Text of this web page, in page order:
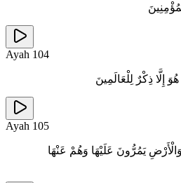
Ayah 104
إِلَّا ذِكْرٌ لِلْعَالَمِينَ
Ayah 105
يَمُرُّونَ عَلَيْهَا وَهُمْ عَنْهَا